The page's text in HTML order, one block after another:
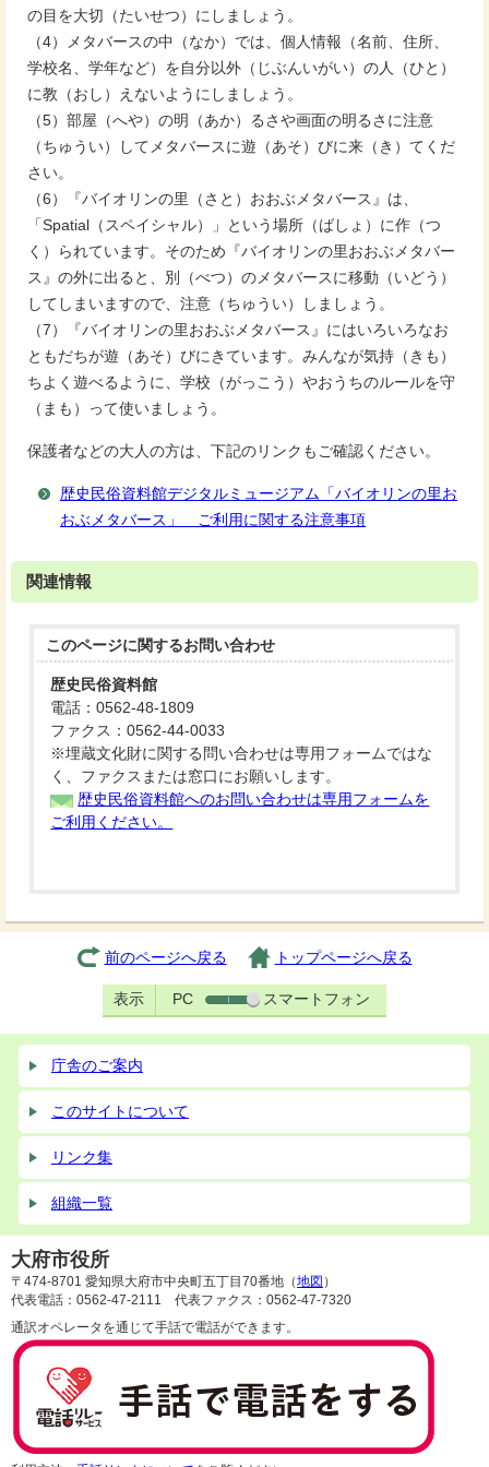
の目を大切（たいせつ）にしましょう。
（4）メタバースの中（なか）では、個人情報（名前、住所、
学校名、学年など）を自分以外（じぶんいがい）の人（ひと）
に教（おし）えないようにしましょう。
（5）部屋（へや）の明（あか）るさや画面の明るさに注意
（ちゅうい）してメタバースに遊（あそ）びに来（き）てくだ
さい。
（6）『バイオリンの里（さと）おおぶメタバース』は、
「Spatial（スペイシャル）」という場所（ばしょ）に作（つ
く）られています。そのため『バイオリンの里おおぶメタバー
ス』の外に出ると、別（べつ）のメタバースに移動（いどう）
してしまいますので、注意（ちゅうい）しましょう。
（7）『バイオリンの里おおぶメタバース』にはいろいろなお
ともだちが遊（あそ）びにきています。みんなが気持（きも）
ちよく遊べるように、学校（がっこう）やおうちのルールを守
（まも）って使いましょう。
保護者などの大人の方は、下記のリンクもご確認ください。
歴史民俗資料館デジタルミュージアム「バイオリンの里お
おぶメタバース」 ご利用に関する注意事項
関連情報
このページに関するお問い合わせ
歴史民俗資料館
電話：0562-48-1809
ファクス：0562-44-0033
※埋蔵文化財に関する問い合わせは専用フォームではな
く、ファクスまたは窓口にお願いします。
歴史民俗資料館へのお問い合わせは専用フォームを
ご利用ください。
前のページへ戻る トップページへ戻る
表示 PC スマートフォン
庁舎のご案内
このサイトについて
リンク集
組織一覧
大府市役所
〒474-8701 愛知県大府市中央町五丁目70番地（地図 ）
代表電話：0562-47-2111 代表ファクス：0562-47-7320
通訳オペレータを通じて手話で電話ができます。